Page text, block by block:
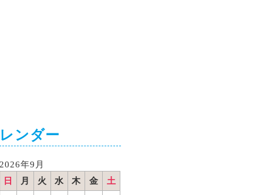
ンダー
2026年9月
日
月 火 水 木 金 土